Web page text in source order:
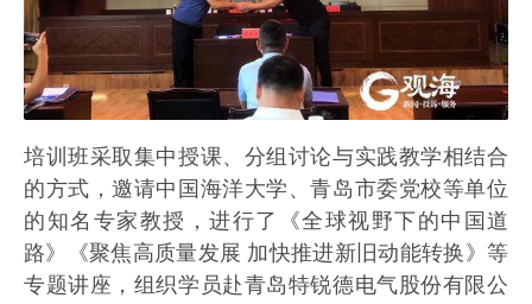
培训班采取集中授课、分组讨论与实践教学相结合
的方式，邀请中国海洋大学、青岛市委党校等单位
的知名专家教授，进行了《全球视野下的中国道
路》《聚焦高质量发展 加快推进新旧动能转换》等
专题讲座，组织学员赴青岛特锐德电气股份有限公